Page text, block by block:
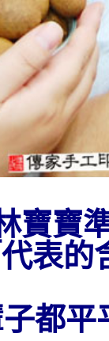
寶寶
代表
都平